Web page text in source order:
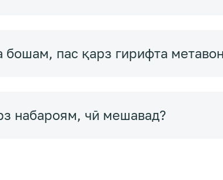
пас қарз гирифта
набароям, чӣ мешавад?